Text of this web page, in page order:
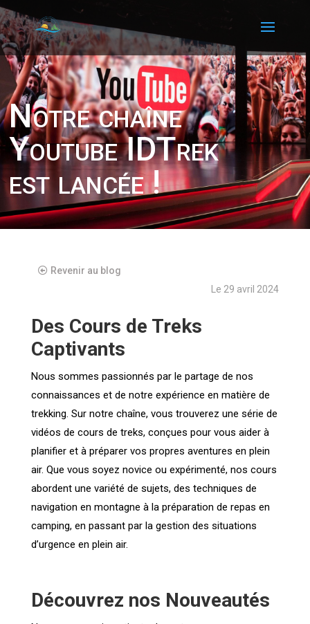
Notre chaîne
Youtube IDTrek
est lancée !
Revenir au blog
Le 29 avril 2024
Des Cours de Treks
Captivants
Nous sommes passionnés par le partage de nos
connaissances et de notre expérience en matière de
trekking. Sur notre chaîne, vous trouverez une série de
vidéos de cours de treks, conçues pour vous aider à
planifier et à préparer vos propres aventures en plein
air. Que vous soyez novice ou expérimenté, nos cours
abordent une variété de sujets, des techniques de
navigation en montagne à la préparation de repas en
camping, en passant par la gestion des situations
d’urgence en plein air.
Découvrez nos Nouveautés